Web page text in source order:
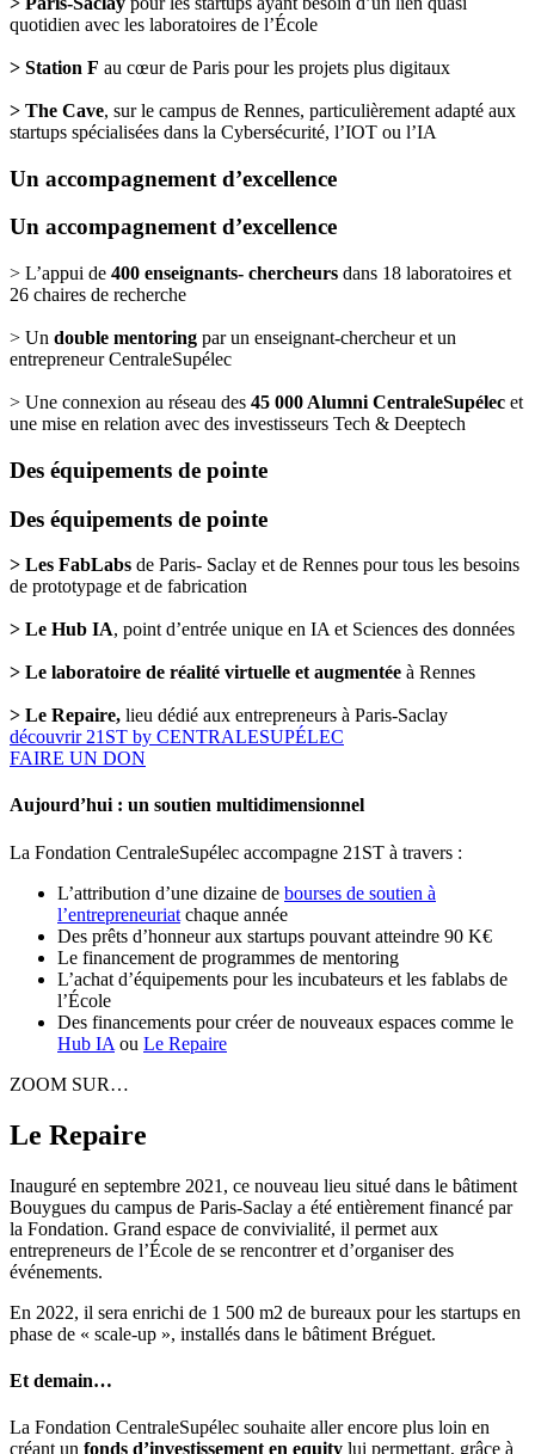
quotidien avec les laboratoires de l’École
> Station F au cœur de Paris pour les projets plus digitaux
> The Cave, sur le campus de Rennes, particulièrement adapté aux
startups spécialisées dans la Cybersécurité, l’IOT ou l’IA
Un accompagnement d’excellence
Un accompagnement d’excellence
> L’appui de 400 enseignants- chercheurs dans 18 laboratoires et
26 chaires de recherche
> Un double mentoring par un enseignant-chercheur et un
entrepreneur CentraleSupélec
> Une connexion au réseau des 45 000 Alumni CentraleSupélec et
une mise en relation avec des investisseurs Tech & Deeptech
Des équipements de pointe
Des équipements de pointe
> Les FabLabs de Paris- Saclay et de Rennes pour tous les besoins
de prototypage et de fabrication
> Le Hub IA, point d’entrée unique en IA et Sciences des données
> Le laboratoire de réalité virtuelle et augmentée à Rennes
> Le Repaire, lieu dédié aux entrepreneurs à Paris-Saclay
découvrir 21ST by CENTRALESUPÉLEC
FAIRE UN DON
Aujourd’hui : un soutien multidimensionnel
La Fondation CentraleSupélec accompagne 21ST à travers :
L’attribution d’une dizaine de bourses de soutien à
l’entrepreneuriat chaque année
Des prêts d’honneur aux startups pouvant atteindre 90 K€
Le financement de programmes de mentoring
L’achat d’équipements pour les incubateurs et les fablabs de
l’École
Des financements pour créer de nouveaux espaces comme le
Hub IA ou Le Repaire
ZOOM SUR…
Le Repaire
Inauguré en septembre 2021, ce nouveau lieu situé dans le bâtiment
Bouygues du campus de Paris-Saclay a été entièrement financé par
la Fondation. Grand espace de convivialité, il permet aux
entrepreneurs de l’École de se rencontrer et d’organiser des
événements.
En 2022, il sera enrichi de 1 500 m2 de bureaux pour les startups en
phase de « scale-up », installés dans le bâtiment Bréguet.
Et demain…
La Fondation CentraleSupélec souhaite aller encore plus loin en
créant un fonds d’investissement en equity lui permettant, grâce à